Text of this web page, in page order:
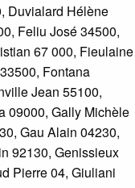
Duvialard Hélène
Feliu José 34500,
67 000, Fieulaine
Fontana
Jean 55100,
09000, Gally Michèle
Gau Alain 04230,
92130, Genissieux
Pierre 04, Giuliani